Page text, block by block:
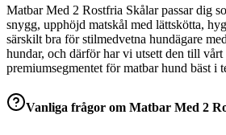
Matbar Med 2 Rostfria Skålar passar dig
snygg, upphöjd matskål med lättskötta,
särskilt bra för stilmedvetna hundägare
hundar, och därför har vi utsett den till
premiumsegmentet för matbar hund bäst i
Vanliga frågor om Matbar Med 2